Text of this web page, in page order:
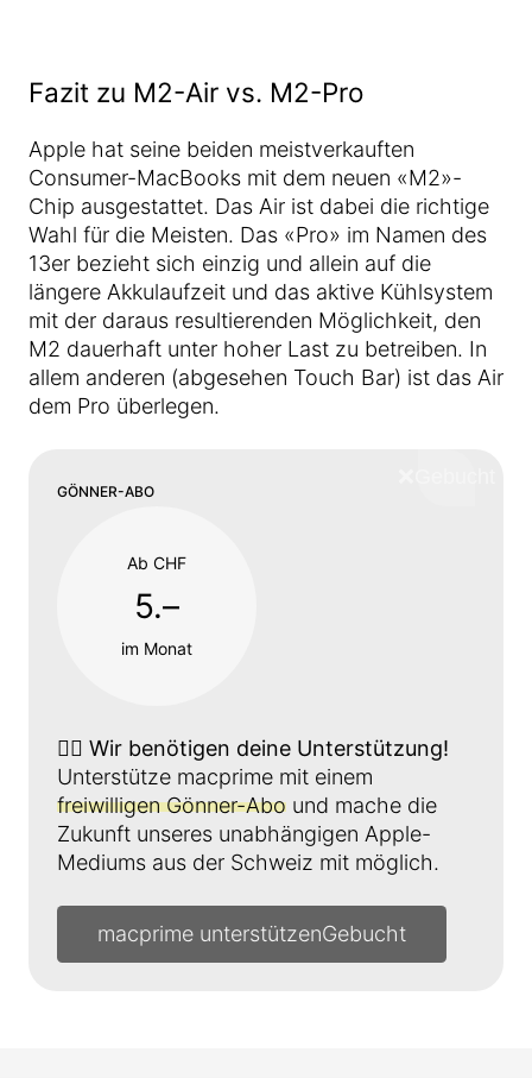
Fazit zu M2-Air vs. M2-Pro
Apple hat seine beiden meistverkauften
Consumer-MacBooks mit dem neuen «M2»-
Chip ausgestattet. Das Air ist dabei die richtige
Wahl für die Meisten. Das «Pro» im Namen des
13er bezieht sich einzig und allein auf die
längere Akkulaufzeit und das aktive Kühlsystem
mit der daraus resultierenden Möglichkeit, den
M2 dauerhaft unter hoher Last zu betreiben. In
allem anderen (abgesehen Touch Bar) ist das Air
dem Pro überlegen.
GÖNNER-ABO
Ab CHF
5.–
im Monat
👉🏼 Wir benötigen deine Unterstützung!
Unterstütze macprime mit einem
freiwilligen Gönner-Abo und mache die
Zukunft unseres unabhängigen Apple-
Mediums aus der Schweiz mit möglich.
macprime unterstützen